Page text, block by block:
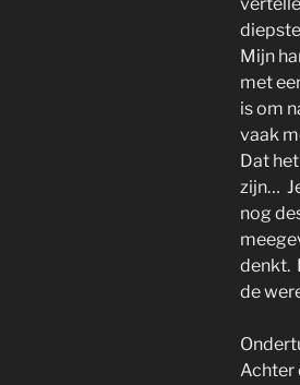
Mijn
met
is om
vaak
Dat
zijn…
nog
denkt.
de
Achter